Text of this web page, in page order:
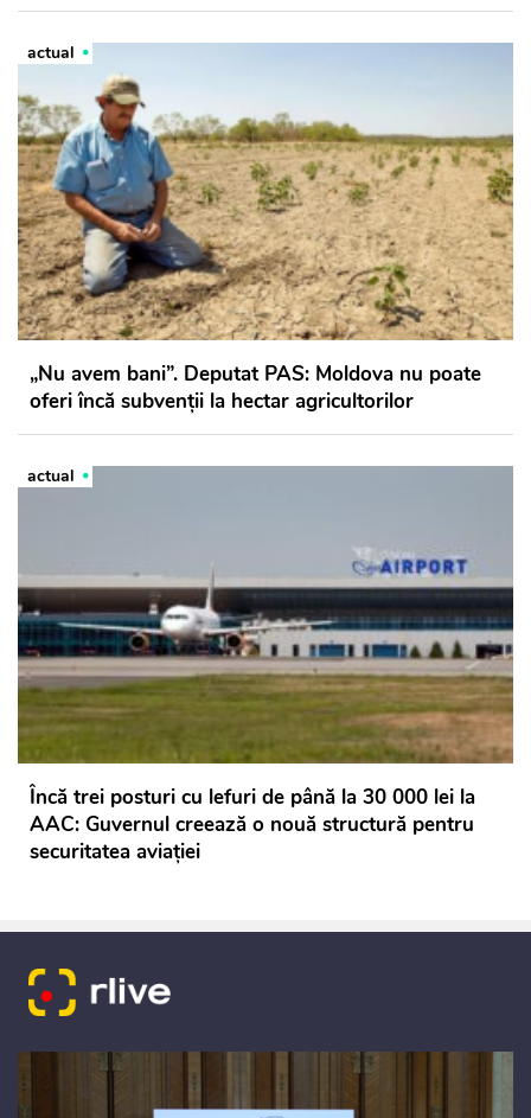
actual
„Nu avem bani”. Deputat PAS: Moldova nu poate
oferi încă subvenții la hectar agricultorilor
actual
Încă trei posturi cu lefuri de până la 30 000 lei la
AAC: Guvernul creează o nouă structură pentru
securitatea aviației